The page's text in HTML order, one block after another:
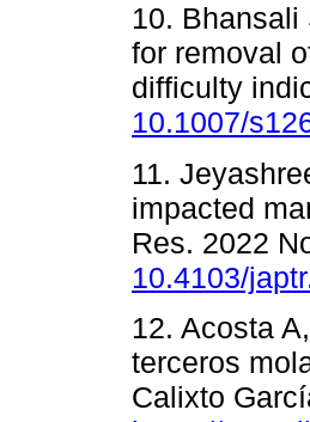
10. Bhansali
for removal
difficulty
10.1007/
11.
impacted
Res. 2022
10.4103/
12. Acosta
terceros
Calixto